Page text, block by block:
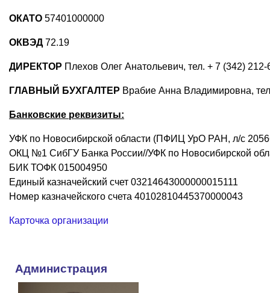
ОКАТО 57401000000
ОКВЭД72.19
ДИРЕКТОР Плехов Олег Анатольевич, тел. + 7 (342) 212-
ГЛАВНЫЙ БУХГАЛТЕР Врабие Анна Владимировна,
Банковские реквизиты:
УФК по Новосибирской области (ПФИЦ УрО РАН, л/с
ОКЦ №1 СибГУ Банка России//УФК по Новосибирской
БИК ТОФК 015004950
Единый казначейский счет 03214643000000015111
Номер казначейского счета 40102810445370000043
Карточка организации
Администрация